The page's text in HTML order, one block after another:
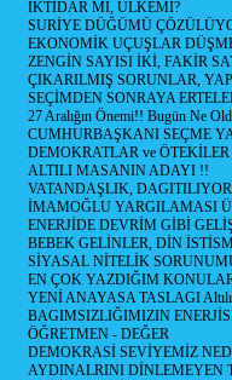
İKTİDAR MI, ÜLKEMİ?
SURİYE DÜĞÜMÜ
EKONOMİK UÇUŞLAR
ZENGİN SAYISI İKİ, FAKİR
ÇIKARILMIŞ SORUNLAR,
SEÇİMDEN SONRAYA
27 Aralığın Önemi!! Bugün Ne
CUMHURBAŞKANI SEÇME
DEMOKRATLAR ve ÖTEKİLER
ALTILI MASANIN ADAYI !!
VATANDAŞLIK,
İMAMOĞLU YARGILAMASI
ENERJİDE DEVRİM GİBİ
BEBEK GELİNLER, DİN
SİYASAL NİTELİK
EN ÇOK YAZDIĞIM
YENİ ANAYASA TASLAGI Altılı
BAGIMSIZLIĞIMIZIN
ÖĞRETMEN - DEĞER
DEMOKRASİ SEVİYEMİZ
AYDINALRINI DİNLEMEYEN